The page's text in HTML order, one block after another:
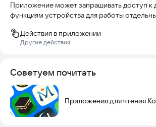
Приложение может запрашивать доступ к
функциям устройства для работы
Действия в приложении
Другие действия
Советуем почитать
Приложения для чтения